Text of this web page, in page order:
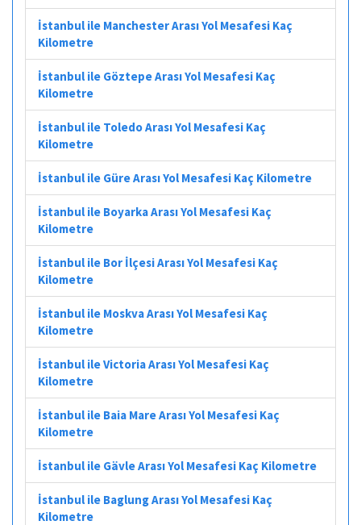
İstanbul ile Manchester Arası Yol Mesafesi Kaç
Kilometre
İstanbul ile Göztepe Arası Yol Mesafesi Kaç
Kilometre
İstanbul ile Toledo Arası Yol Mesafesi Kaç
Kilometre
İstanbul ile Güre Arası Yol Mesafesi Kaç Kilometre
İstanbul ile Boyarka Arası Yol Mesafesi Kaç
Kilometre
İstanbul ile Bor İlçesi Arası Yol Mesafesi Kaç
Kilometre
İstanbul ile Moskva Arası Yol Mesafesi Kaç
Kilometre
İstanbul ile Victoria Arası Yol Mesafesi Kaç
Kilometre
İstanbul ile Baia Mare Arası Yol Mesafesi Kaç
Kilometre
İstanbul ile Gävle Arası Yol Mesafesi Kaç Kilometre
İstanbul ile Baglung Arası Yol Mesafesi Kaç
Kilometre